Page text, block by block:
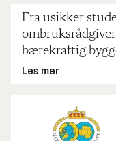
Fra usikker
bærekraftig
Les mer